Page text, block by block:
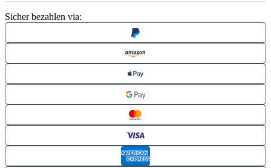
Sicher bezahlen via: